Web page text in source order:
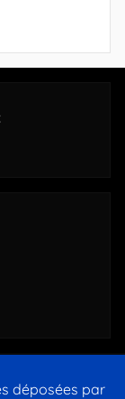
déposées par